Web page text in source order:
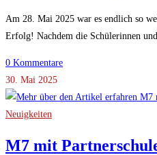
Am 28. Mai 2025 war es endlich so
Erfolg! Nachdem die Schülerinnen
0 Kommentare
30. Mai 2025
Neuigkeiten
M7 mit